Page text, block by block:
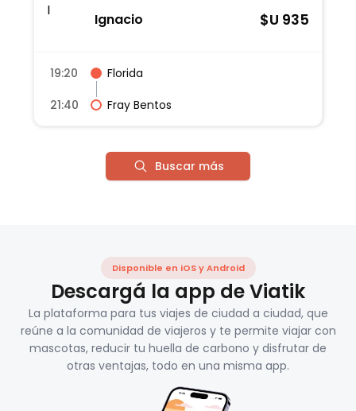
I
Ignacio $U 935
19:20
Florida
21:40
Fray Bentos
Buscar más
Disponible en iOS y Android
Descargá la app de Viatik
La plataforma para tus viajes de ciudad a ciudad, que
reúne a la comunidad de viajeros y te permite viajar con
mascotas, reducir tu huella de carbono y disfrutar de
otras ventajas, todo en una misma app.